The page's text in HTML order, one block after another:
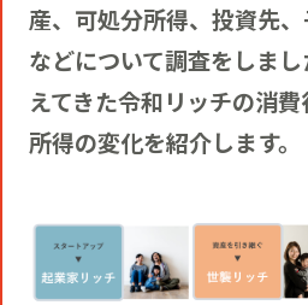
メディアビジネス
PR
CSR
グループ会社
産、可処分所得、投資先
などについて調査をしま
えてきた令和リッチの消
所得の変化を紹介します。